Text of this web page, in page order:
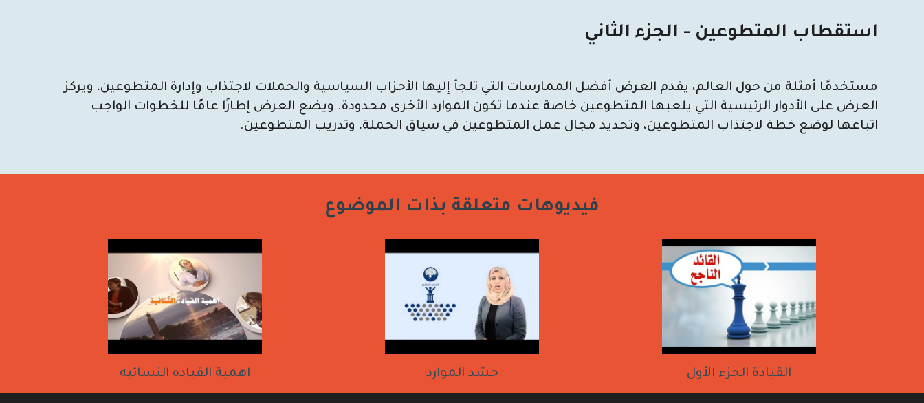
استقطاب المتطوعين - الجزء الثاني
مستخدمًا أمثلة من حول العالم، يقدم العرض أفضل الممارسات التي تلجأ إليها الأحزاب السياسية والحملات لاجتذاب وإدارة المتطوعين، ويركز
العرض على الأدوار الرئيسية التي يلعبها المتطوعين خاصة عندما تكون الموارد الأخرى محدودة. ويضع العرض إطارًا عامًا للخطوات الواجب
اتباعها لوضع خطة لاجتذاب المتطوعين، وتحديد مجال عمل المتطوعين في سياق الحملة، وتدريب المتطوعين.
فيديوهات متعلقة بذات الموضوع
القيادة الجزء الأول حشد الموارد اهمية القياده النسائيه